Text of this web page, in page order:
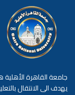
جامعة القاهرة
يهدف الى الانتقال